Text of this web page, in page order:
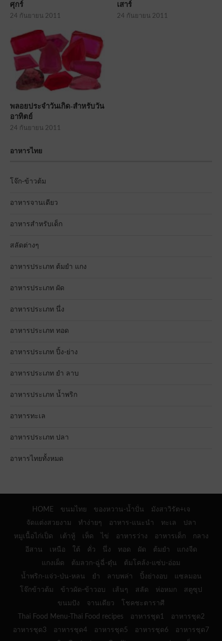
ศุกร์
24 กันยายน 2011
เสาร์
24 กันยายน 2011
พลอยประจำวันเกิด-สำหรับวัน
อาทิตย์
24 กันยายน 2011
อาหารไทย
โจ๊ก-ข้าวต้ม
อาหารจานเดียว
อาหารสำหรับเด็ก
สลัดต่างๆ
อาหารประเภท ต้มยำ แกง
อาหารประเภท ผัด
อาหารประเภท นึ่ง
อาหารประเภท ทอด
อาหารประเภท ปิ้ง-ย่าง
อาหารประเภท ยำ ลาบ
อาหารประเภท น้ำพริก
อาหารทะเล
อาหารประเภท ปลา
อาหารไทยทั้งหมด
HOME ขนมไทย ของหวาน-น้ำปั่น
มังสาวิรัต+เจ
จัดแต่งสวยงาม
ทำง่ายๆ อาหาร-แนะนำ ทะเล
ปลา
หมูเนื้อไก่เป็ด
เต้าหู้ เห็ด ไข่ อาหารว่าง อาหารเด็ก
กลาง
อีสาน
เหนือ ใต้ คั่ว นึ่ง ทอด ผัด ต้มยำ
แกงจืด
แกงเผ็ด
ต้มลวก-ฉู่ฉี่-ตุ๋น
ต้มโคล้ง-แซ่บ-อ่อม
น้ำพริก-แจ่ว-ป่น-หลน
ยำ ลาบพล่า ปิ้งย่างอบ
แซลมอน
โจ๊กข้าวต้ม
ข้าวผัด-ข้าวอบ เส้นๆ สลัด ห่อหมก
สตูซุป
ขนมปัง
จานเดียว
โชคชะตาราศี
Thai Food Menu-Thai Food recipes
อาหารชุด1
อาหารชุด2
อาหารชุด3
อาหารชุด4 อาหารชุด5 อาหารชุด6
อาหารชุด7